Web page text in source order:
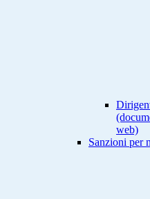
web)
Sanzioni per